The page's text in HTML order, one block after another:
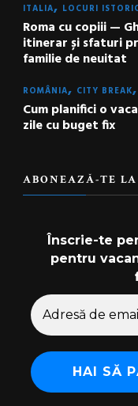
ITALIA LOCURI
Roma cu copiii —
itinerar și sfaturi
familie de neuitat
ROMÂNIA CITY BREAK
Cum planifici o
zile cu buget fix
ABONEAZĂ-TE
Înscrie-te
pentru